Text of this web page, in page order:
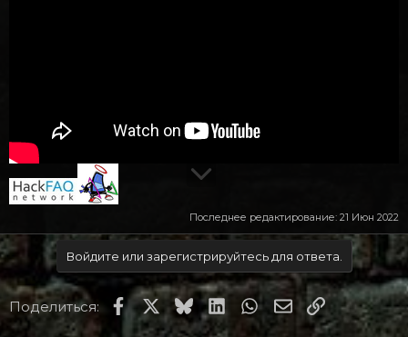
Последнее редактирование: 21 Июн 2022
Войдите или зарегистрируйтесь для ответа.
Поделиться: FacebookBlueskyLinkedInWhatsApp
Электронная
Ссылка